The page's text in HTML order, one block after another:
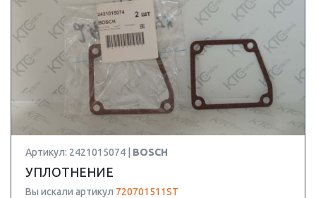
Артикул: 2421015074 | BOSCH
УПЛОТНЕНИЕ
Вы искали артикул 720701511ST